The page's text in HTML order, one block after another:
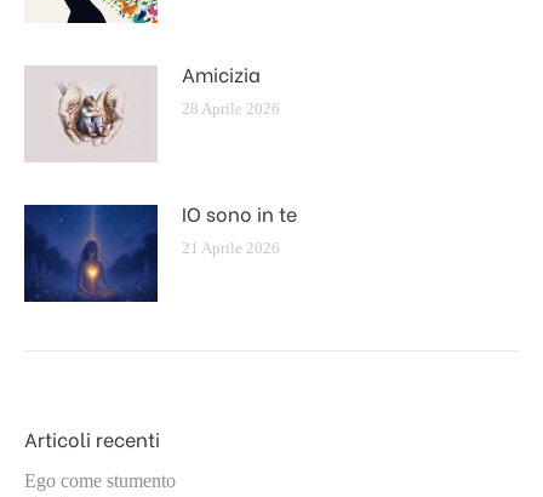
Amicizia
28 Aprile 2026
IO sono in te
21 Aprile 2026
Articoli recenti
Ego come stumento